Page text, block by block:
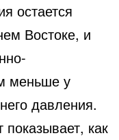
остается
Востоке, и
меньше у
давления.
как